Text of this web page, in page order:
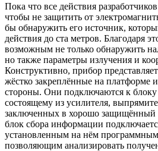
Пока что все действия
чтобы не защитить от
бы обнаружить его источник,
действия до ста метров. Благодаря
возможным не только обнаружить
но также параметры излучения и
Конструктивно, прибор
жёстко закреплённые на платформе
стороны. Они подключаются к
состоящему из усилителя,
заключенных в хорошо защищённый
блок сбора информации
установленным на нём
позволяющим анализировать